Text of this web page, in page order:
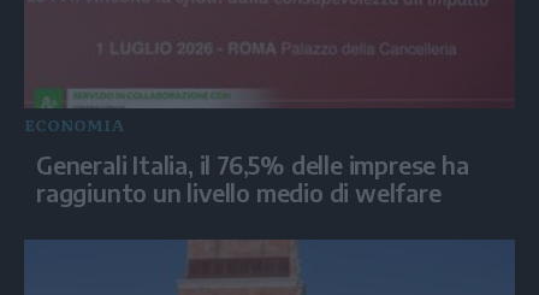
ECONOMIA
Generali Italia, il 76,5% delle imprese ha
raggiunto un livello medio di welfare